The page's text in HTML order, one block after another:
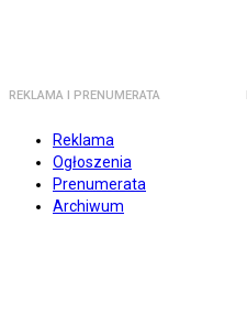
REKLAMA I PRENUMERATA
Reklama
Ogłoszenia
Prenumerata
Archiwum